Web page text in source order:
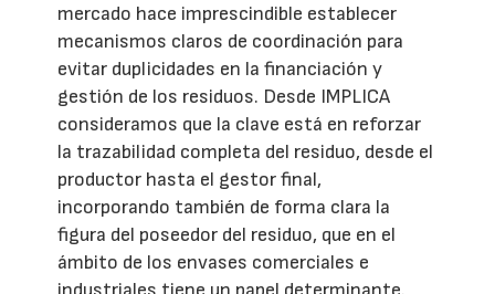
mercado hace imprescindible establecer
mecanismos claros de coordinación para
evitar duplicidades en la financiación y
gestión de los residuos. Desde IMPLICA
consideramos que la clave está en reforzar
la trazabilidad completa del residuo, desde el
productor hasta el gestor final,
incorporando también de forma clara la
figura del poseedor del residuo, que en el
ámbito de los envases comerciales e